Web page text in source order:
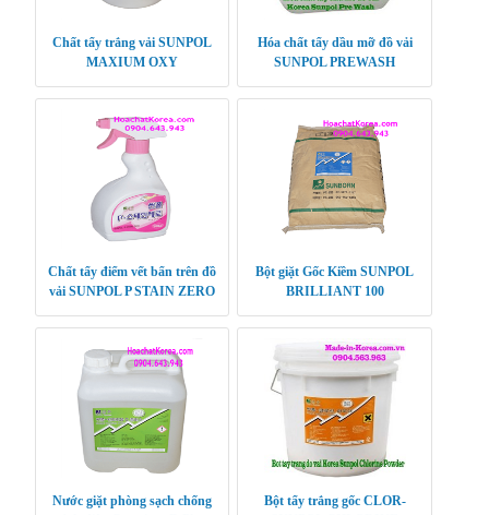
Chất tẩy trắng vải SUNPOL
MAXIUM OXY
Hóa chất tẩy dầu mỡ đồ vải
SUNPOL PREWASH
Chất tẩy điểm vết bẩn trên đồ
vải SUNPOL P STAIN ZERO
Bột giặt Gốc Kiềm SUNPOL
BRILLIANT 100
Nước giặt phòng sạch chống
Bột tẩy trắng gốc CLOR-